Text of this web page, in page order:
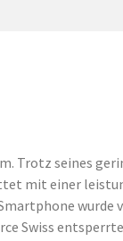
Trotz seines
mit einer
Swiss